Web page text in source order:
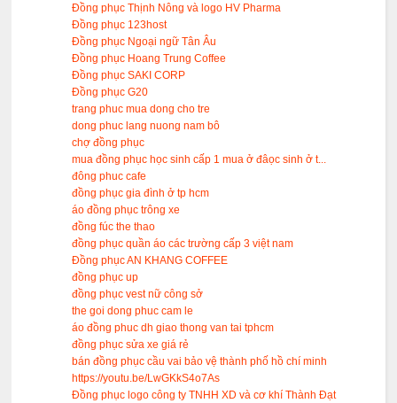
Đồng phục Thịnh Nông và logo HV Pharma
Đồng phục 123host
Đồng phục Ngoại ngữ Tân Âu
Đồng phục Hoang Trung Coffee
Đồng phục SAKI CORP
Đồng phục G20
trang phuc mua dong cho tre
dong phuc lang nuong nam bô
chợ đồng phục
mua đồng phục học sinh cấp 1 mua ở đâọc sinh ở t...
đông phuc cafe
đồng phục gia đình ở tp hcm
áo đồng phục trông xe
đồng fúc the thao
đồng phục quần áo các trường cấp 3 việt nam
Đồng phục AN KHANG COFFEE
đồng phục up
đồng phục vest nữ công sở
the goi dong phuc cam le
áo đồng phuc dh giao thong van tai tphcm
đồng phục sửa xe giá rẻ
bán đồng phục cầu vai bảo vệ thành phố hồ chí minh
https://youtu.be/LwGKkS4o7As
Đồng phục logo công ty TNHH XD và cơ khí Thành Đạt